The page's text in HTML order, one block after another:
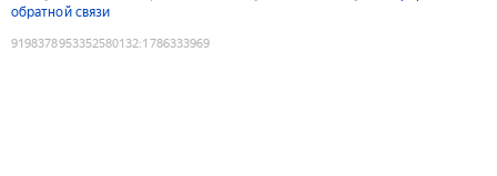
обратной связи
9198378953352580132:1786333969